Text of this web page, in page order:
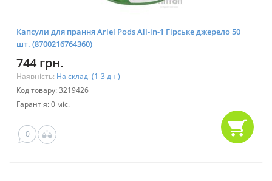
Капсули для прання Ariel Pods All-in-1 Гірське джерело 50
шт. (8700216764360)
744 грн.
Наявність: На складі (1-3 дні)
Код товару: 3219426
Гарантія: 0 міс.
0